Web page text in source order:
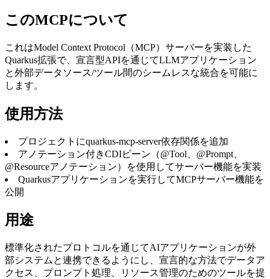
このMCPについて
これはModel Context Protocol（MCP）サーバーを実装した
Quarkus拡張で、宣言型APIを通じてLLMアプリケーション
と外部データソース/ツール間のシームレスな統合を可能に
します。
使用方法
プロジェクトにquarkus-mcp-server依存関係を追加
アノテーション付きCDIビーン（@Tool、@Prompt、
@Resourceアノテーション）を使用してサーバー機能を実装
Quarkusアプリケーションを実行してMCPサーバー機能を
公開
用途
標準化されたプロトコルを通じてAIアプリケーションが外
部システムと連携できるようにし、宣言的な方法でデータア
クセス、プロンプト処理、リソース管理のためのツールを提